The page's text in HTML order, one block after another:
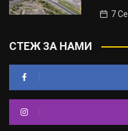
7
СТЕЖ ЗА НАМИ